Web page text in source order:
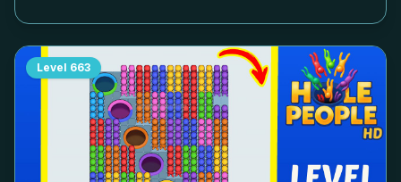
Level 663